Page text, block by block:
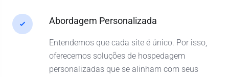
Abordagem Personalizada
Entendemos que cada site é único. Por isso,
oferecemos soluções de hospedagem
personalizadas que se alinham com seus